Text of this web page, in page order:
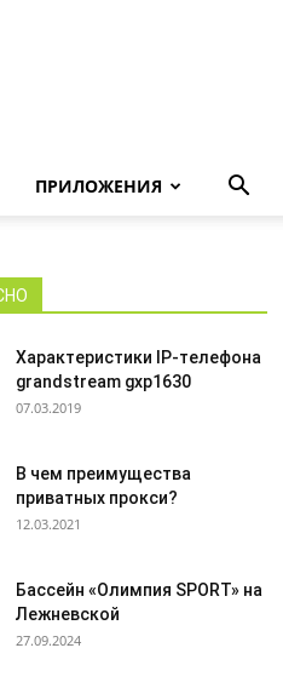
ПРИЛОЖЕНИЯ
Характеристики IP-телефона
grandstream gxp1630
07.03.2019
В чем преимущества
приватных прокси?
12.03.2021
Бассейн «Олимпия SPORT» на
Лежневской
27.09.2024